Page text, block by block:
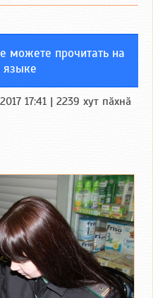
можете прочитать на
языке
17:41 | 2239 хут пӑхнӑ